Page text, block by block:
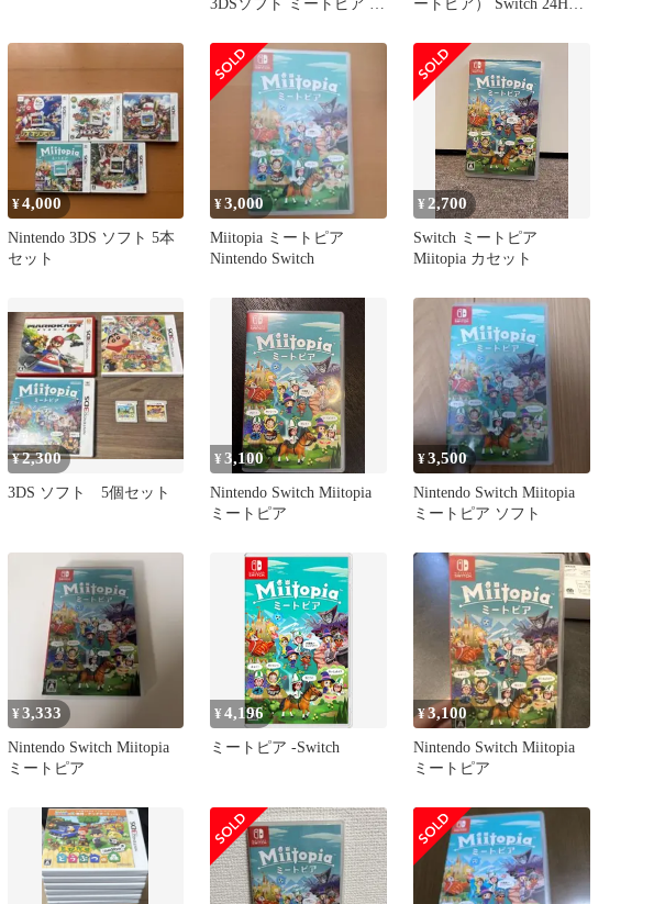
3DSソフト ミートピア 即
ートピア） Switch 24H以
¥4,000
Nintendo 3DS ソフト 5本
セット
¥3,000
Miitopia ミートピア
Nintendo Switch
¥2,700
Switch ミートピア
Miitopia カセット
¥2,300
3DS ソフト 5個セット
¥3,100
Nintendo Switch Miitopia
ミートピア
¥3,500
Nintendo Switch Miitopia
ミートピア ソフト
¥3,333
Nintendo Switch Miitopia
ミートピア
¥4,196
ミートピア -Switch
¥3,100
Nintendo Switch Miitopia
ミートピア